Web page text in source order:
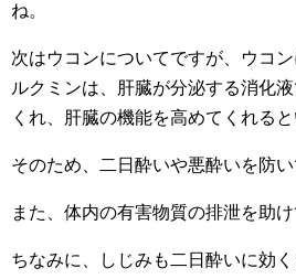
ね。
次はウコンについてですが、ウコ
ルクミンは、肝臓が分泌する消化
くれ、肝臓の機能を高めてくれる
そのため、二日酔いや悪酔いを防い
また、体内の有害物質の排泄を助け
ちなみに、しじみも二日酔いに効